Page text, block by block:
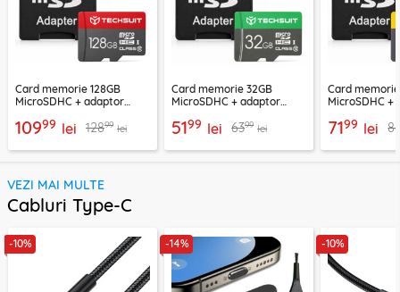
Card memorie 128GB
MicroSDHC + adaptor
10999 lei 12899 lei
Card memorie 32GB
MicroSDHC + adaptor
5199 lei 6399 lei
Card
MicroSDHC +
7199 lei
VEZI MAI MULTE
Cabluri Type-C
-10% -14% -10%